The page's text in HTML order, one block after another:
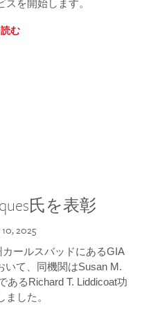
を開始します。
む
氏を表彰
2025
ールスバッドにあるGIA
いて、同機関はSusan M.
あるRichard T. Liddicoat功
ました。